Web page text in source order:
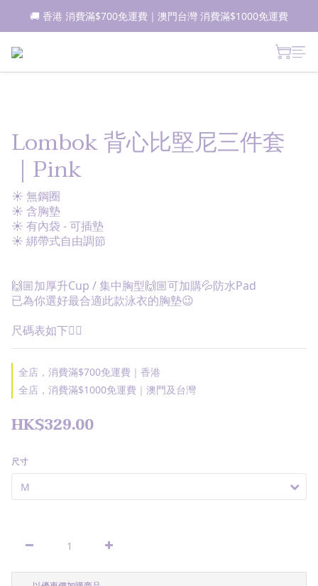
📦所有現貨商品1-2日內發貨｜預售商品7-10日內發貨
🚚 香港 消費滿$700免運費｜澳門台灣 消費滿$1000免運費
新朋友登記會員即獲$50購物金✨ 點擊了解更多詳情🔎
📦所有現貨商品1-2日內發貨｜預售商品7-10日內發貨
Lombok 背心比堅尼三件套
｜Pink
☀ 無鋼圈
☀ 含胸墊
☀ 有內袋 - 可插墊
☀ 綁帶式自由調節
🙌🏼加厚升Cup / 集中胸型🙌🏼可加購💦防水Pad
已為你選好最合適此款泳衣的胸墊😉
尺碼表如下👇🏽
全店，消費滿$700免運費｜香港
全店，消費滿$1000免運費｜澳門及台灣
HK$329.00
尺寸